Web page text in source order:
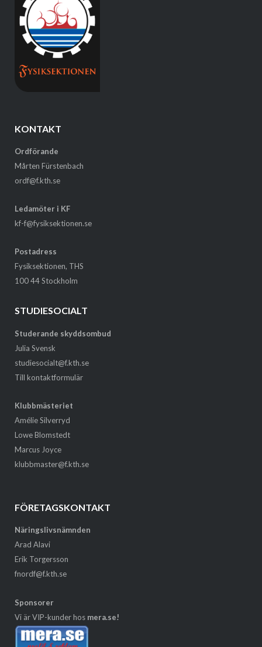
KONTAKT
Ordförande
Mårten Fürstenbach
ordf@f.kth.se
Ledamöter i KF
kf-f@fysiksektionen.se
Postadress
Fysiksektionen, THS
100 44 Stockholm
STUDIESOCIALT
Studerande skyddsombud
Julia Svensk
studiesocialt@f.kth.se
Till kontaktformulär
Klubbmästeriet
Amélie Silverryd
Lowe Blomstedt
Marcus Joyce
klubbmaster@f.kth.se
FÖRETAGSKONTAKT
Näringslivsnämnden
Arad Alavi
Erik Torgersson
fnordf@f.kth.se
Sponsorer
Vi är VIP-kunder hos mera.se!